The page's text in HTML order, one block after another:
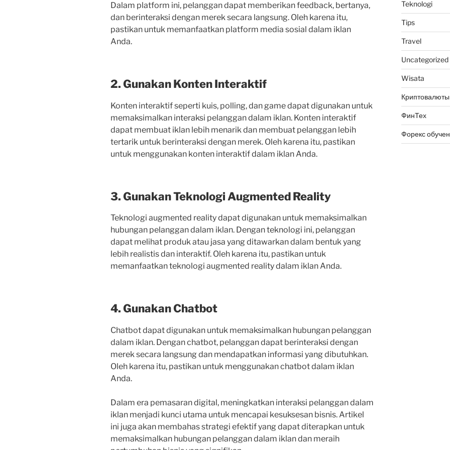
Dalam platform ini, pelanggan dapat memberikan feedback, bertanya,
dan berinteraksi dengan merek secara langsung. Oleh karena itu,
pastikan untuk memanfaatkan platform media sosial dalam iklan
Anda.
2. Gunakan Konten Interaktif
Konten interaktif seperti kuis, polling, dan game dapat digunakan untuk
memaksimalkan interaksi pelanggan dalam iklan. Konten interaktif
dapat membuat iklan lebih menarik dan membuat pelanggan lebih
tertarik untuk berinteraksi dengan merek. Oleh karena itu, pastikan
untuk menggunakan konten interaktif dalam iklan Anda.
3. Gunakan Teknologi Augmented Reality
Teknologi augmented reality dapat digunakan untuk memaksimalkan
hubungan pelanggan dalam iklan. Dengan teknologi ini, pelanggan
dapat melihat produk atau jasa yang ditawarkan dalam bentuk yang
lebih realistis dan interaktif. Oleh karena itu, pastikan untuk
memanfaatkan teknologi augmented reality dalam iklan Anda.
4. Gunakan Chatbot
Chatbot dapat digunakan untuk memaksimalkan hubungan pelanggan
dalam iklan. Dengan chatbot, pelanggan dapat berinteraksi dengan
merek secara langsung dan mendapatkan informasi yang dibutuhkan.
Oleh karena itu, pastikan untuk menggunakan chatbot dalam iklan
Anda.
Dalam era pemasaran digital, meningkatkan interaksi pelanggan dalam
iklan menjadi kunci utama untuk mencapai kesuksesan bisnis. Artikel
ini juga akan membahas strategi efektif yang dapat diterapkan untuk
memaksimalkan hubungan pelanggan dalam iklan dan meraih
Teknologi
Tips
Travel
Uncategorized
Wisata
Криптовалюты
ФинТех
Форекс